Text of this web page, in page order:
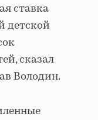
ставка
детской
сказал
Володин.